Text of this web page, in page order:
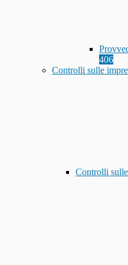
406
Controlli sulle
Controlli